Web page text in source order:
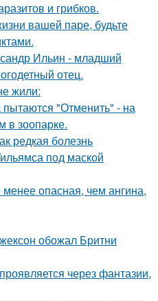
и грибков.
вашей паре, будьте
Ильин - младший
отец.
жили:
"Отменить" - на
в зоопарке.
редкая болезнь
под маской
опасная, чем ангина,
обожал Бритни
через фантазии,